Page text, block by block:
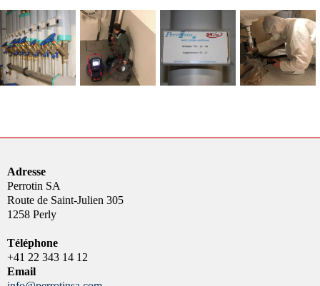
Adresse
Perrotin SA
Route de Saint-Julien 305
1258 Perly
Téléphone
+41 22 343 14 12
Email